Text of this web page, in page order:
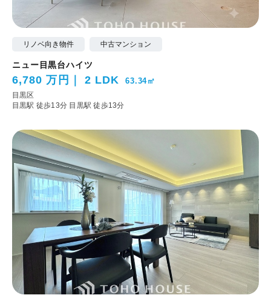
リノベ向き物件 中古マンション
ニュー目黒台ハイツ
6,780 万円 2 LDK 63.34㎡
目黒区
目黒駅 徒歩13分 目黒駅 徒歩13分